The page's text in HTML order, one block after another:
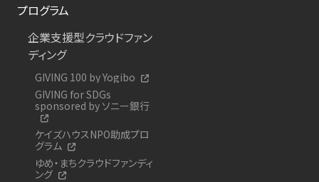
プログラム
企業支援型クラウドファン
ディング
GIVING 100 by Yogibo
GIVING for SDGs
sponsored by ソニー銀行
ケイズハウスNPO助成プロ
グラム
ゆめ・まちクラウドファンディ
ング